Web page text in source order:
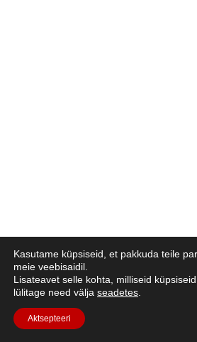
Kasutame küpsiseid, et pakkuda teile
meie veebisaidil.
Lisateavet selle kohta, milliseid
lülitage need välja seadetes
Aktsepteeri